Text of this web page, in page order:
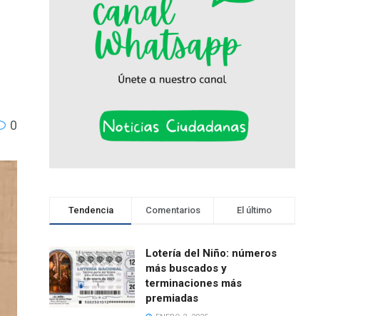
0
Tendencia Comentarios El último
Lotería del Niño: números
más buscados y
terminaciones más
premiadas